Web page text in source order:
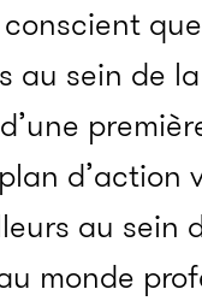
sein de
d’action
au sein
monde